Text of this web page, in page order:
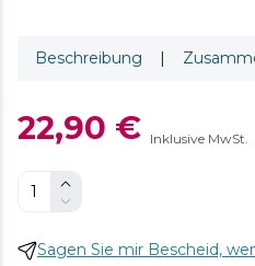
Beschreibung |
22,90 € Inklusive MwSt.
Sagen Sie mir Bescheid,